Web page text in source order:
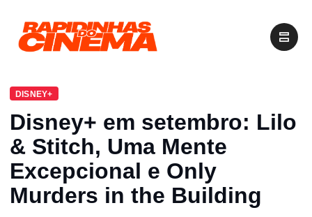
Disney+ em setembro: Lilo
& Stitch, Uma Mente
Excepcional e Only
Murders in the Building
DISNEY+